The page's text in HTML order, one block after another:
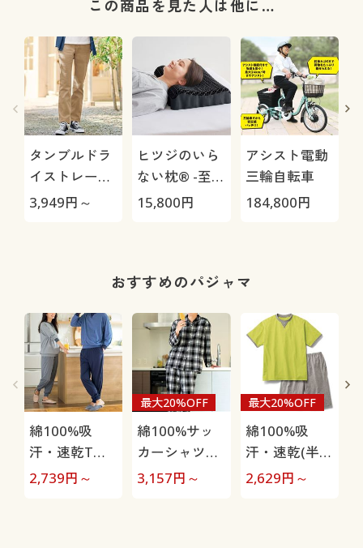
この商品を見た人は他に…
タンブルドラ
イストレート
パンツ(ストレ
くい)
3,949円～
ヒツジのいら
ない枕® -至
極-
15,800円
アシスト電動
三輪自転車
184,800円
おすすめのパジャマ
綿100%吸
汗・速乾Tタ
イプパジャマ
2,739円～
綿100%サッ
カーシャツパ
ジャマ(男女兼
最大20%OFF
3,157円～
綿100%吸
汗・速乾(半袖
&ハーフパン
最大20%OFF
2,629円～